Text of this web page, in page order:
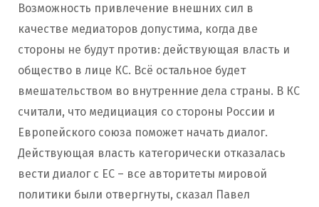
Возможность привлечение внешних сил в
качестве медиаторов допустима, когда две
стороны не будут против: действующая власть и
общество в лице КС. Всё остальное будет
вмешательством во внутренние дела страны. В КС
считали, что медициация со стороны России и
Европейского союза поможет начать диалог.
Действующая власть категорически отказалась
вести диалог с ЕС – все авторитеты мировой
политики были отвергнуты, сказал Павел